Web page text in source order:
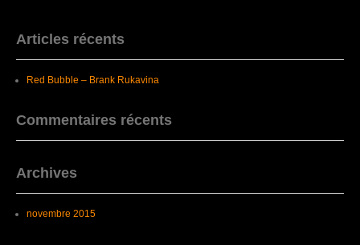
Articles récents
Red Bubble – Brank Rukavina
Commentaires récents
Archives
novembre 2015